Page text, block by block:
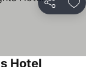
Partilhar
Hotel